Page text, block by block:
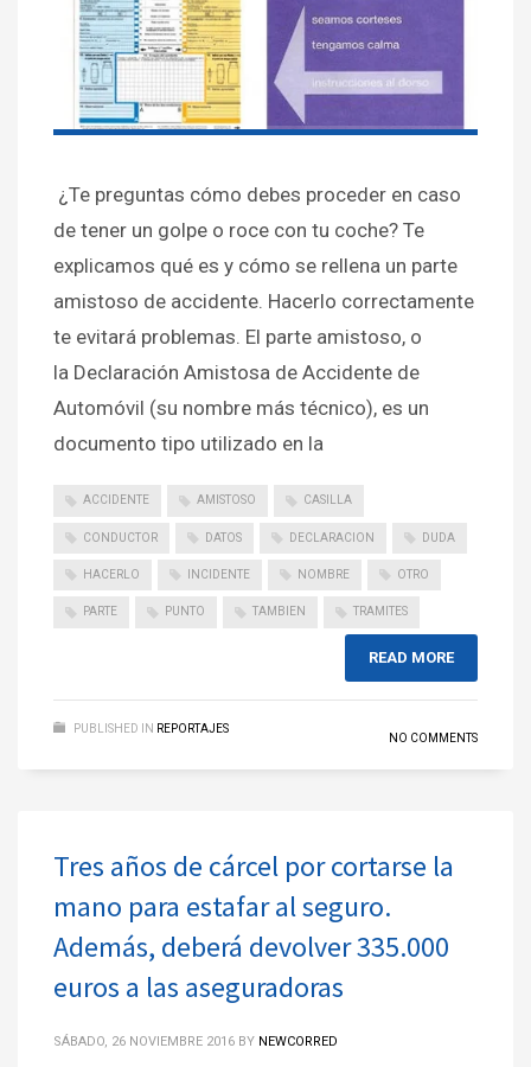
¿Te preguntas cómo debes proceder en caso
de tener un golpe o roce con tu coche? Te
explicamos qué es y cómo se rellena un parte
amistoso de accidente. Hacerlo correctamente
te evitará problemas. El parte amistoso, o
la Declaración Amistosa de Accidente de
Automóvil (su nombre más técnico), es un
documento tipo utilizado en la
ACCIDENTE AMISTOSO CASILLA
CONDUCTOR DATOS DECLARACION DUDA
HACERLO INCIDENTE NOMBRE OTRO
PARTE PUNTO TAMBIEN TRAMITES
READ MORE
PUBLISHED IN REPORTAJES
NO COMMENTS
Tres años de cárcel por cortarse la
mano para estafar al seguro.
Además, deberá devolver 335.000
euros a las aseguradoras
SÁBADO, 26 NOVIEMBRE 2016 BY NEWCORRED